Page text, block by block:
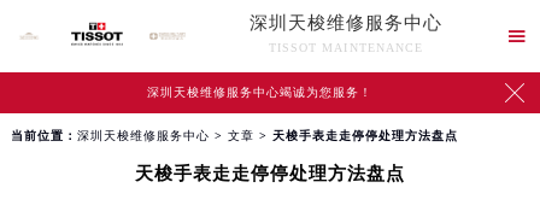
深圳天梭维修服务中心
TISSOT MAINTENANCE

深圳天梭维修服务中心竭诚为您服务！ 
当前位置： 深圳天梭维修服务中心 > 文章 > 天梭手表走走停停处理方法盘点
天梭手表走走停停处理方法盘点